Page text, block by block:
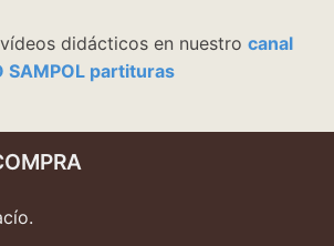
didácticos en nuestro canal
SAMPOL partituras